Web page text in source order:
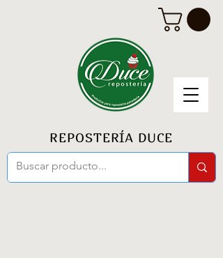
REPOSTERÍA DUCE